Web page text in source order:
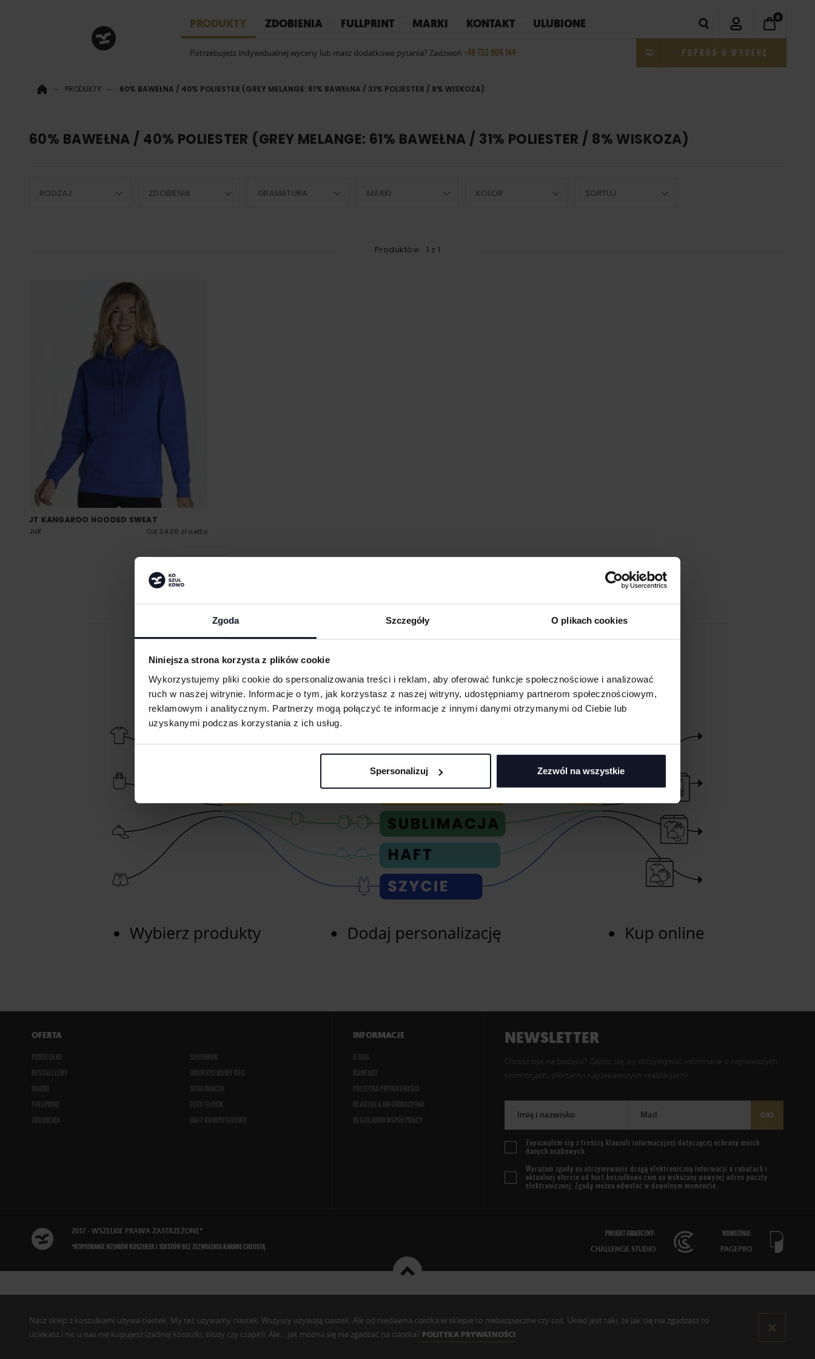
Zgoda Szczegóły O plikach cookies
Niniejsza strona korzysta z plików cookie
Wykorzystujemy pliki cookie do spersonalizowania treści i reklam, aby oferować funkcje społecznościowe i analizować
ruch w naszej witrynie. Informacje o tym, jak korzystasz z naszej witryny, udostępniamy partnerom społecznościowym,
reklamowym i analitycznym. Partnerzy mogą połączyć te informacje z innymi danymi otrzymanymi od Ciebie lub
uzyskanymi podczas korzystania z ich usług.
Spersonalizuj Zezwól na wszystkie
PRODUKTY ZDOBIENIA FULLPRINT MARKI KONTAKT ULUBIONE
Potrzebujesz indywidualnej wyceny lub masz dodatkowe pytania? Zadzwoń +48 733 904 144
0
POPROŚ O WYCENĘ
PRODUKTY 60% BAWEŁNA / 40% POLIESTER (GREY MELANGE: 61% BAWEŁNA / 31% POLIESTER / 8% WISKOZA)
60% BAWEŁNA / 40% POLIESTER (GREY MELANGE: 61% BAWEŁNA / 31% POLIESTER / 8% WISKOZA)
RODZAJ ZDOBIENIA GRAMATURA MARKI KOLOR SORTUJ
Produktów : 1 z 1
JT KANGAROO HOODED SWEAT
JHK Od 34.36 zł netto
ZAMÓW PRODUKTY ZE ZNAKOWANIEM ONLINE
OFERTA
PORTFOLIO
BESTSELLERY
MARKI
FULLPRINT
ZDOBIENIA
SITODRUK
DRUK CYFROWY DTG
SUBLIMACJA
FLEX/FLOCK
HAFT KOMPUTEROWY
INFORMACJE
O NAS
KONTAKT
POLITYKA PRYWATNOŚCI
KLAUZULA INFORMACYJNA
REGULAMIN WSPÓŁPRACY
NEWSLETTER
Chcesz być na bieżąco? Zapisz się, by otrzymywać informacje o najnowszych
promocjach, ofertach i najciekawszych realizacjach!
Imię i nazwisko Mail OK!
Zapoznałem się z treścią klauzuli informacyjnej dotyczącej ochrony moich
danych osobowych.
Wyrażam zgodę na otrzymywanie drogą elektroniczną informacji o rabatach i
aktualnej ofercie od hurt.koszulkowo.com na wskazany powyżej adres poczty
elektronicznej. Zgodę można odwołać w dowolnym momencie.
2017 - WSZELKIE PRAWA ZASTRZEŻONE*
*KOPIOWANIE WZORÓW KOSZULEK I TEKSTÓW BEZ ZEZWOLENIA KARANE CHŁOSTĄ.
PROJEKT GRAFICZNY:
CHALLENGE STUDIO
WDROŻENIE:
PAGEPRO
Nasz sklep z koszulkami używa ciastek. My też używamy ciastek. Wszyscy używają ciastek. Ale od niedawna ciastka w sklepie to niebezpieczne czy coś. Układ jest taki, że jak się nie zgadzasz to
uciekasz i nic u nas nie kupujesz (żadnej koszulki, bluzy czy czapki). Ale… jak można się nie zgadzać na ciastka? POLITYKA PRYWATNOŚCI